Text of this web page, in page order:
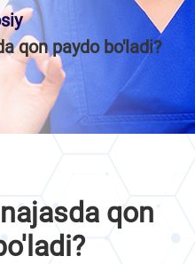
qon paydo bo'ladi?
qon